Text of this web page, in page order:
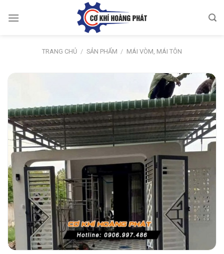
TRANG CHỦ / SẢN PHẨM / MÁI VÒM, MÁI TÔN